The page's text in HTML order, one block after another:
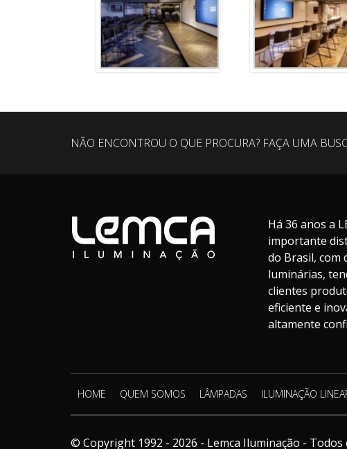
NÃO ENCONTROU O QUE PROCURA? FAÇA UMA
Há 36 anos a
importante
do Brasil, com
luminárias,
clientes
eficiente e
altamente
HOME QUEM SOMOS LÂMPADAS ILUMINAÇÃO
© Copyright 1992 - 2026 - Lemca Iluminação -